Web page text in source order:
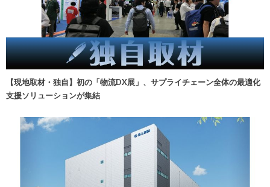
【現地取材・独自】初の「物流DX展」、サプライチェーン全体の最適化
支援ソリューションが集結